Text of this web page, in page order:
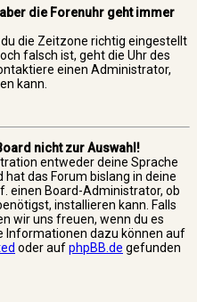
die Forenuhr geht immer
die Zeitzone richtig eingestellt
falsch ist, geht die Uhr des
einen Administrator,
kann.
nicht zur Auswahl!
entweder deine Sprache
das Forum bislang in deine
einen Board-Administrator, ob
installieren kann. Falls
wir uns freuen, wenn du es
Informationen dazu können auf
oder aufphpBB.de gefunden